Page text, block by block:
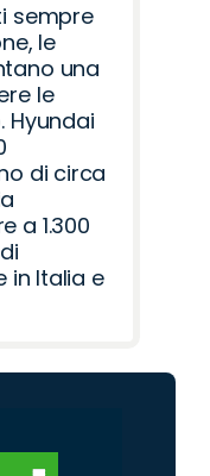
sempre
le
una
le
Hyundai
di circa
a 1.300
in Italia e